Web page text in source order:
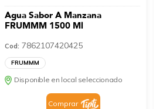
Agua Sabor A Manzana
FRUMMM 1500 Ml
Cod: 7862107420425
FRUMMM
Disponible en local seleccionado
Comprar